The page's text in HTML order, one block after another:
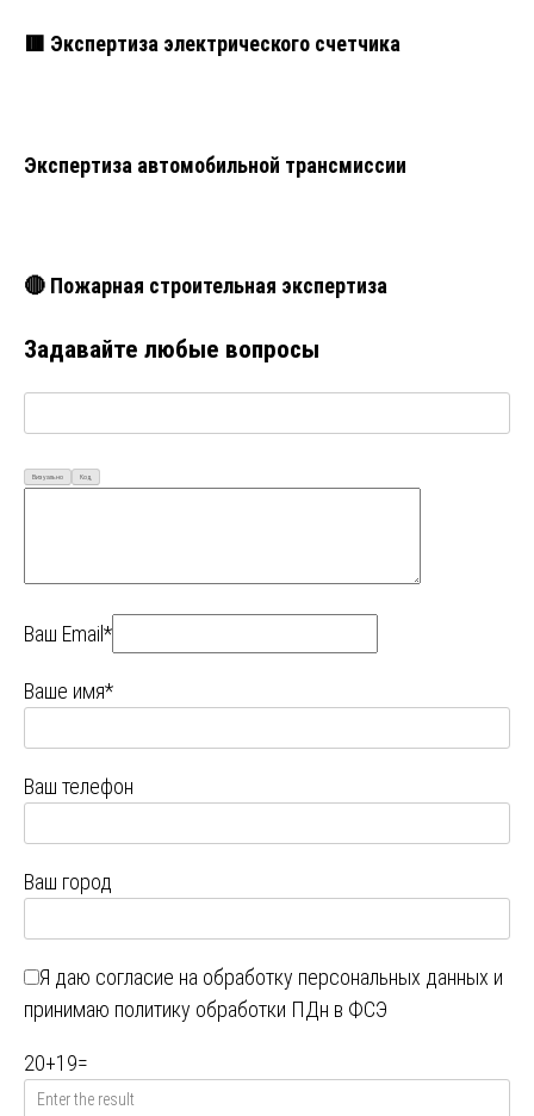
🟥 Экспертиза электрического счетчика
Экспертиза автомобильной трансмиссии
🔴 Пожарная строительная экспертиза
Задавайте любые вопросы
Визуально Код
Ваш Email*
Ваше имя*
Ваш телефон
Ваш город
Я даю согласие на обработку персональных данных и
принимаю политику обработки ПДн в ФСЭ
20+19=